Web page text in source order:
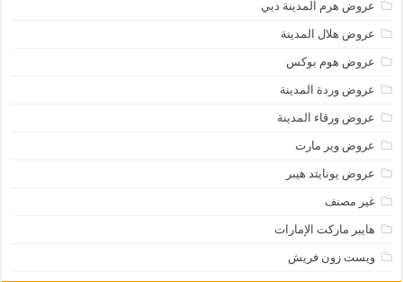
عروض هرم المدينة دبي
عروض هلال المدينة
عروض هوم بوكس
عروض وردة المدينة
عروض ورقاء المدينة
عروض وير مارت
عروض يونايتد هيبر
غير مصنف
هايبر ماركت الإمارات
ويست زون فريش